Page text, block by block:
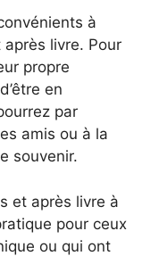
à
livre. Pour
propre
en
par
amis ou à la
souvenir.
et après livre à
pour ceux
ou qui ont